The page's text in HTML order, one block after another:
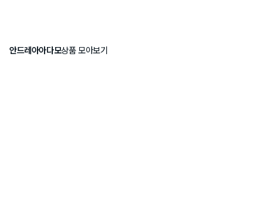
안드레아아다모상품 모아보기